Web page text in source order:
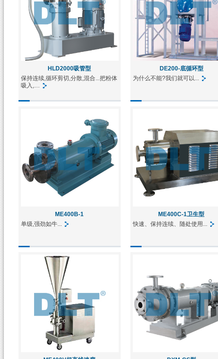
HLD2000吸管型
保持连续,循环剪切,分散,混合...把粉体
吸入,…
DE200-底循环型
为什么不能?我们就可以...
ME400B-1
单级,强劲如牛...
ME400C-1卫生型
快速、保持连续、随处使用...